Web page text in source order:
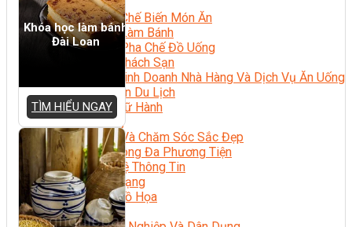
Kỹ Thuật Chế Biến Món Ăn
Kỹ Thuật Làm Bánh
Kỹ Thuật Pha Chế Đồ Uống
Quản Trị Khách Sạn
Quản Lý Kinh Doanh Nhà Hàng Và Dịch Vụ Ăn Uống
Hướng Dẫn Du Lịch
Quản Trị Lữ Hành
Marketing
Tạo Mẫu Và Chăm Sóc Sắc Đẹp
Truyền Thông Đa Phương Tiện
Công Nghệ Thông Tin
An Ninh Mạng
Thiết Kế Đồ Họa
Âm Nhạc
Khóa học làm bánh
Đài Loan
TÌM HIỂU NGAY